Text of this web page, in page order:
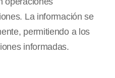
La información se
permitiendo a los
informadas.